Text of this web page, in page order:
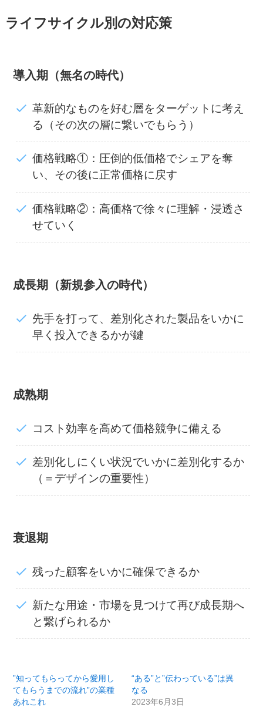
ライフサイクル別の対応策
導入期（無名の時代）
革新的なものを好む層をターゲットに考え
る（その次の層に繋いでもらう）
価格戦略①：圧倒的低価格でシェアを奪
い、その後に正常価格に戻す
価格戦略②：高価格で徐々に理解・浸透さ
せていく
成長期（新規参入の時代）
先手を打って、差別化された製品をいかに
早く投入できるかが鍵
成熟期
コスト効率を高めて価格競争に備える
差別化しにくい状況でいかに差別化するか
（＝デザインの重要性）
衰退期
残った顧客をいかに確保できるか
新たな用途・市場を見つけて再び成長期へ
と繋げられるか
”知ってもらってから愛用し
てもらうまでの流れ”の業種
あれこれ
“ある”と”伝わっている”は異
なる
2023年6月3日